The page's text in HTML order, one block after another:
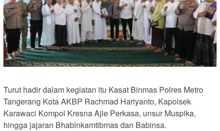
Turut hadir dalam kegiatan itu Kasat Binmas Polres Metro
Tangerang Kota AKBP Rachmad Hariyanto, Kapolsek
Karawaci Kompol Kresna Ajie Perkasa, unsur Muspika,
hingga jajaran Bhabinkamtibmas dan Babinsa.